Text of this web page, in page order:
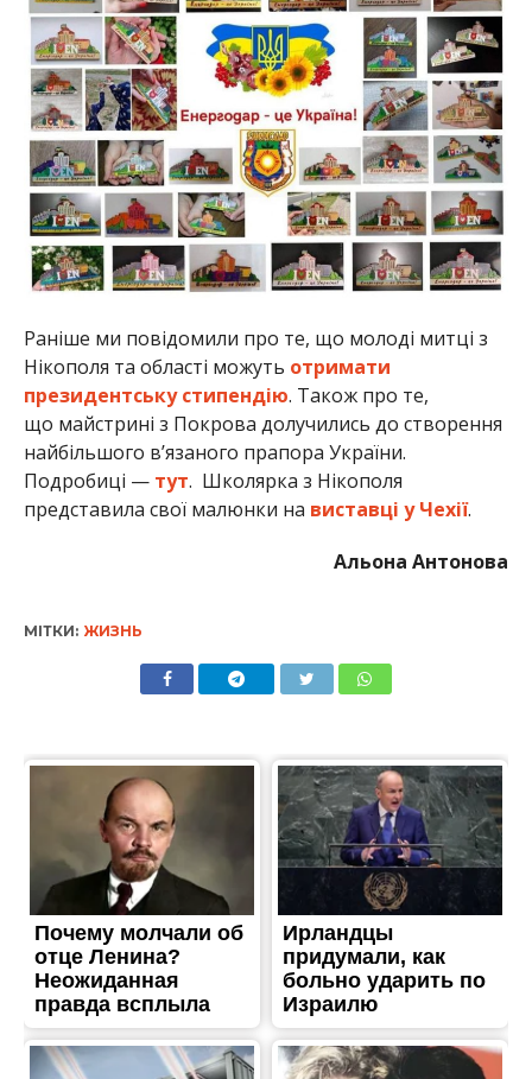
Раніше ми повідомили про те, що молоді митці з
Нікополя та області можуть отримати
президентську стипендію. Також про те,
що майстрині з Покрова долучились до створення
найбільшого в’язаного прапора України.
Подробиці — тут. Школярка з Нікополя
представила свої малюнки на виставці у Чехії.
Альона Антонова
МІТКИ: ЖИЗНЬ